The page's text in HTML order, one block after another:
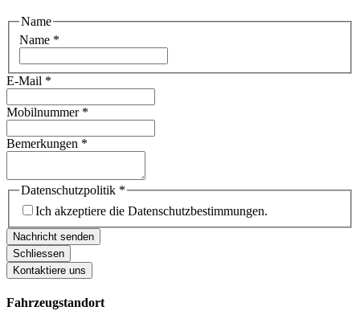
Name
Name *
E-Mail *
Mobilnummer *
Bemerkungen *
Datenschutzpolitik *
Ich akzeptiere die Datenschutzbestimmungen.
Nachricht senden
Schliessen
Kontaktiere uns
Fahrzeugstandort